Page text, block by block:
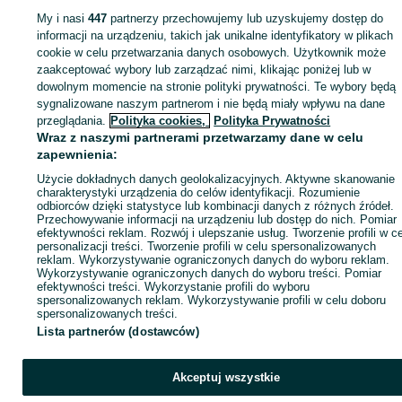
Strona główna Rolnictwo Części do maszyn rolniczych
Części do maszyn
rolniczych - Śląskie
Części do maszyn rolniczych - Wojkowice
KATEGORIA
Zadzwoń / SMS Wyślij wiadomość
My i nasi447 partnerzy przechowujemy lub uzyskujemy dostęp do
informacji na urządzeniu, takich jak unikalne identyfikatory w plikach
cookie w celu przetwarzania danych osobowych. Użytkownik może
zaakceptować wybory lub zarządzać nimi, klikając poniżej lub w
dowolnym momencie na stronie polityki prywatności. Te wybory będą
sygnalizowane naszym partnerom i nie będą miały wpływu na dane
przeglądania. Polityka cookies, Polityka Prywatności
Wraz z naszymi partnerami przetwarzamy dane w celu
zapewnienia:
Użycie dokładnych danych geolokalizacyjnych. Aktywne skanowanie
charakterystyki urządzenia do celów identyfikacji. Rozumienie
odbiorców dzięki statystyce lub kombinacji danych z różnych źródeł.
Przechowywanie informacji na urządzeniu lub dostęp do nich. Pomiar
efektywności reklam. Rozwój i ulepszanie usług. Tworzenie profili w
personalizacji treści. Tworzenie profili w celu spersonalizowanych
reklam. Wykorzystywanie ograniczonych danych do wyboru reklam.
Wykorzystywanie ograniczonych danych do wyboru treści. Pomiar
efektywności treści. Wykorzystanie profili do wyboru
spersonalizowanych reklam. Wykorzystywanie profili w celu doboru
spersonalizowanych treści.
Lista partnerów (dostawców)
Akceptuj wszystkie